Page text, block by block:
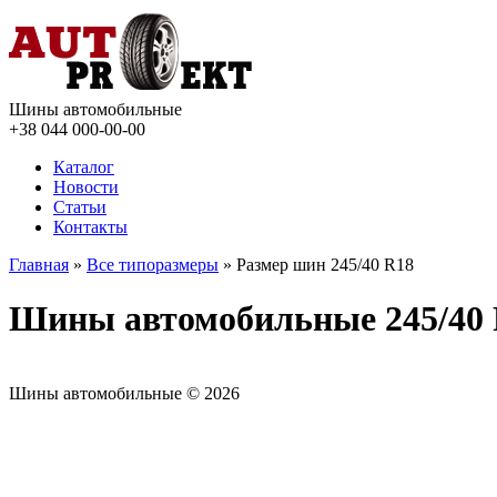
Шины автомобильные
+38 044 000-00-00
Каталог
Новости
Статьи
Контакты
Главная » Все типоразмеры » Размер шин 245/40 R18
Шины автомобильные 245/40
Шины автомобильные © 2026